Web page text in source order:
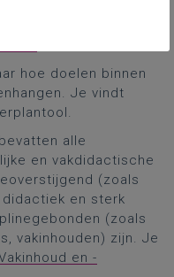
hoe doelen binnen
Je vindt
bevatten alle
en vakdidactische
(zoals
en sterk
(zoals
vakinhouden) zijn. Je
en -